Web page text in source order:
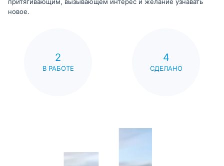
притягивающим, вызывающем интерес и желание узнавать
новое.
2
В РАБОТЕ
4
СДЕЛАНО